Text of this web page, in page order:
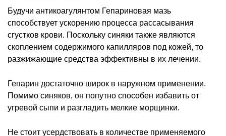
Будучи антикоагулянтом Гепариновая мазь
способствует ускорению процесса рассасывания
сгустков крови. Поскольку синяки также являются
скоплением содержимого капилляров под кожей, то
разжижающие средства эффективны в их лечении.
Гепарин достаточно широк в наружном применении.
Помимо синяков, он попутно способен избавить от
угревой сыпи и разгладить мелкие морщинки.
Не стоит усердствовать в количестве применяемого